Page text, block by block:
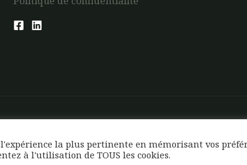
la plus pertinente en mémorisant vos
à l'utilisation de TOUS les cookies.